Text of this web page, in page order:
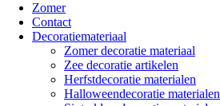
Zomer
Contact
Decoratiemateriaal
Zomer decoratie materiaal
Zee decoratie artikelen
Herfstdecoratie materialen
Halloweendecoratie materialen